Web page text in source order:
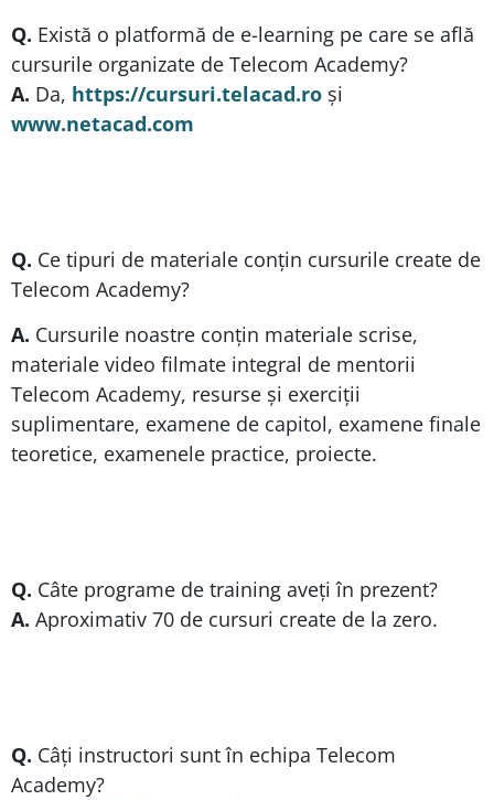
Q. Există o platformă de e-learning pe care se află
cursurile organizate de Telecom Academy?
A. Da, https://cursuri.telacad.ro și
www.netacad.com
Q. Ce tipuri de materiale conțin cursurile create de
Telecom Academy?
A. Cursurile noastre conțin materiale scrise,
materiale video filmate integral de mentorii
Telecom Academy, resurse și exerciții
suplimentare, examene de capitol, examene finale
teoretice, examenele practice, proiecte.
Q. Câte programe de training aveți în prezent?
A. Aproximativ 70 de cursuri create de la zero.
Q. Câți instructori sunt în echipa Telecom
Academy?